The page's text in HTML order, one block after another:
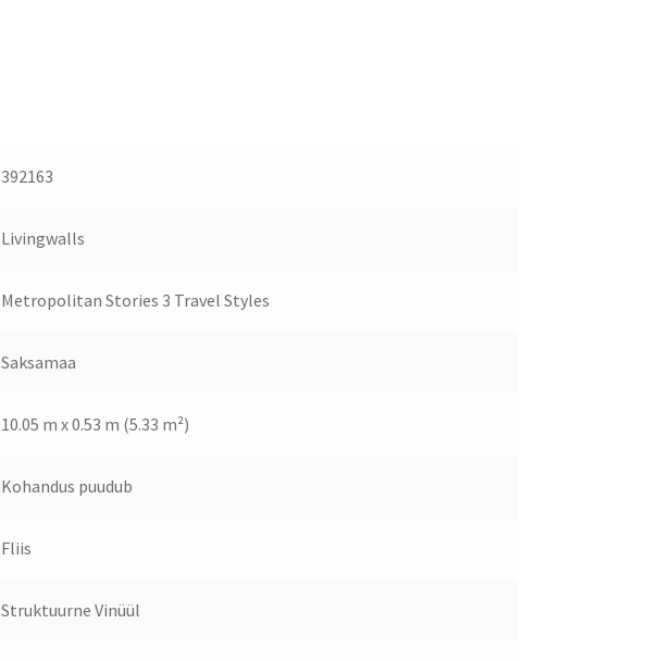
392163
Livingwalls
Metropolitan Stories 3 Travel Styles
Saksamaa
10.05 m x 0.53 m (5.33 m²)
Kohandus puudub
Fliis
Struktuurne Vinüül